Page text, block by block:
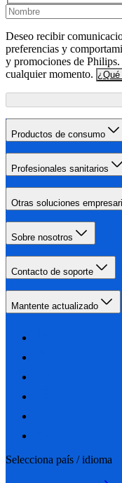
Deseo recibir
preferencias y
y promociones de
cualquier momento.
Productos de consumo
Profesionales sanitarios
Otras soluciones
Sobre nosotros
Contacto de soporte
Mantente actualizado
Selecciona país / idioma